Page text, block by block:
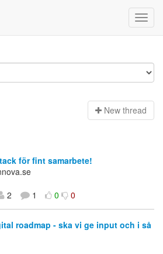
New thread
för fint samarbete!
2 1 0 0
roadmap - ska vi ge input och i så